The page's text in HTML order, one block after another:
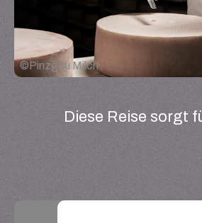
©Pinzgau Milch
Diese Reise sorgt